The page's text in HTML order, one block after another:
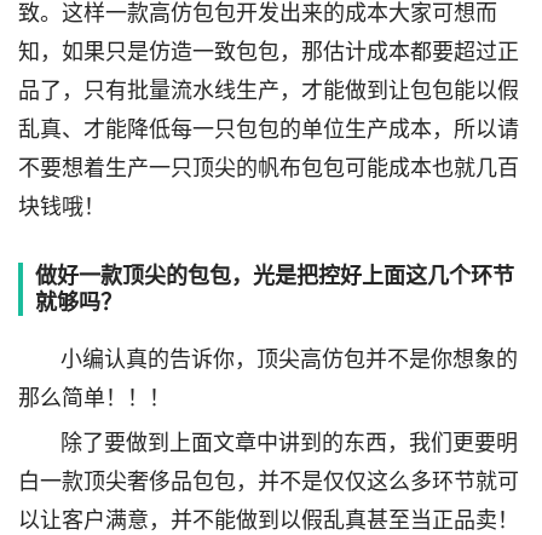
致。这样一款高仿包包开发出来的成本大家可想而
知，如果只是仿造一致包包，那估计成本都要超过正
品了，只有批量流水线生产，才能做到让包包能以假
乱真、才能降低每一只包包的单位生产成本，所以请
不要想着生产一只顶尖的帆布包包可能成本也就几百
块钱哦！
做好一款顶尖的包包，光是把控好上面这几个环节
就够吗？
小编认真的告诉你，顶尖高仿包并不是你想象的
那么简单！！！
除了要做到上面文章中讲到的东西，我们更要明
白一款顶尖奢侈品包包，并不是仅仅这么多环节就可
以让客户满意，并不能做到以假乱真甚至当正品卖！